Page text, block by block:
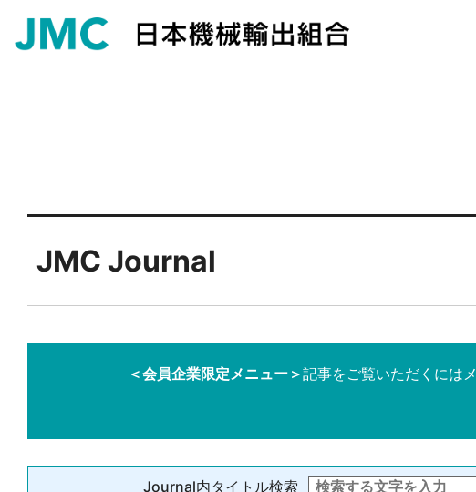
JMC Journal
＜会員企業限定メニュー＞記事をご覧いただくには
Journal内タイトル検索